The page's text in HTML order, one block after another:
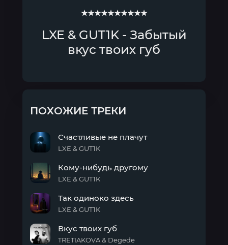
★★★★★★★★★★
LXE & GUT1K - Забытый
вкус твоих губ
ПОХОЖИЕ ТРЕКИ
не
плачут
Счастливые не плачут
LXE & GUT1K
нибудь
другому
Кому-нибудь другому
LXE & GUT1K
одиноко
здесь
Так одиноко здесь
LXE & GUT1K
Вкус твоих губ
TRETIAKOVA & Degede